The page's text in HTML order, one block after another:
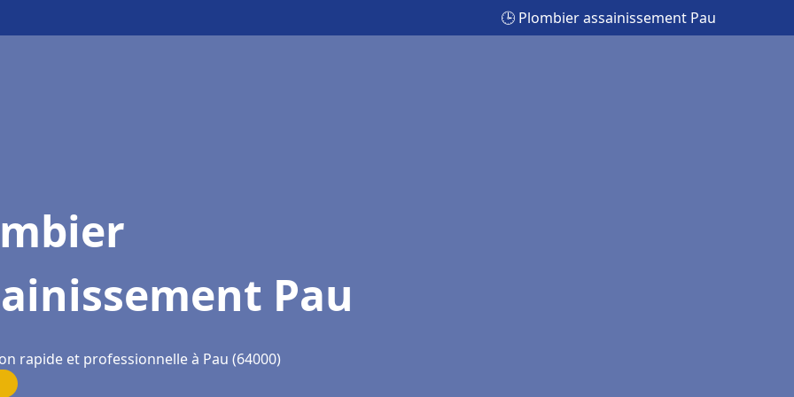
🕒 Plombier assainissement Pau
Pau
rapide et professionnelle à Pau (64000)